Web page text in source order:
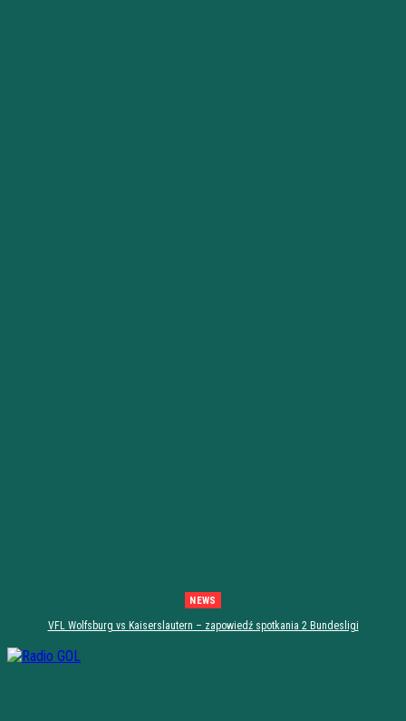
NEWS
VFL Wolfsburg vs Kaiserslautern – zapowiedź spotkania 2 Bundesligi